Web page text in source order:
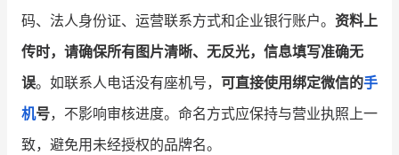
码、法人身份证、运营联系方式和企业银行账户。 资料上
传时，请确保所有图片清晰、无反光，信息填写准确无
误。如联系人电话没有座机号， 可直接使用绑定微信的手
机号，不影响审核进度。命名方式应保持与营业执照上一
致，避免用未经授权的品牌名。